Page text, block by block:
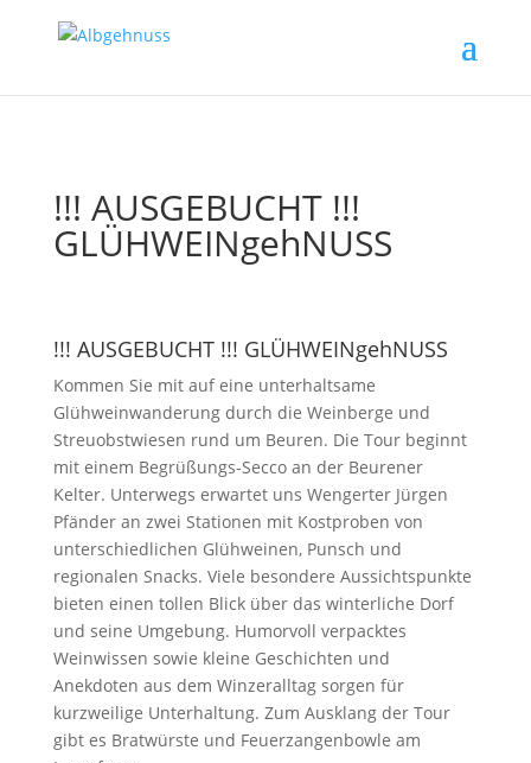
!!! AUSGEBUCHT !!!
GLÜHWEINgehNUSS
!!! AUSGEBUCHT !!! GLÜHWEINgehNUSS
Kommen Sie mit auf eine unterhaltsame
Glühweinwanderung durch die Weinberge und
Streuobstwiesen rund um Beuren. Die Tour beginnt
mit einem Begrüßungs-Secco an der Beurener
Kelter. Unterwegs erwartet uns Wengerter Jürgen
Pfänder an zwei Stationen mit Kostproben von
unterschiedlichen Glühweinen, Punsch und
regionalen Snacks. Viele besondere Aussichtspunkte
bieten einen tollen Blick über das winterliche Dorf
und seine Umgebung. Humorvoll verpacktes
Weinwissen sowie kleine Geschichten und
Anekdoten aus dem Winzeralltag sorgen für
kurzweilige Unterhaltung. Zum Ausklang der Tour
gibt es Bratwürste und Feuerzangenbowle am